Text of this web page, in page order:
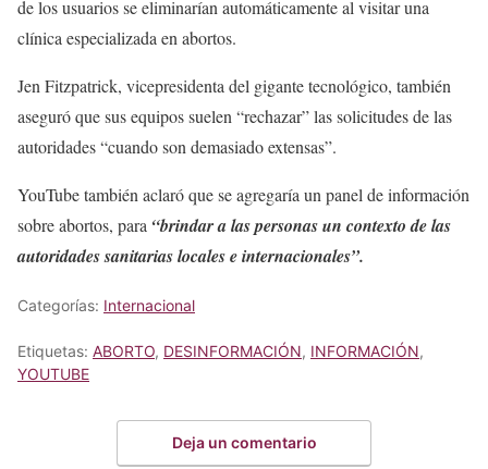
de los usuarios se eliminarían automáticamente al visitar una
clínica especializada en abortos.
Jen Fitzpatrick, vicepresidenta del gigante tecnológico, también
aseguró que sus equipos suelen “rechazar” las solicitudes de las
autoridades “cuando son demasiado extensas”.
YouTube también aclaró que se agregaría un panel de información
sobre abortos, para “brindar a las personas un contexto de las
autoridades sanitarias locales e internacionales”.
Categorías: Internacional
Etiquetas: ABORTO, DESINFORMACIÓN, INFORMACIÓN,
YOUTUBE
Deja un comentario